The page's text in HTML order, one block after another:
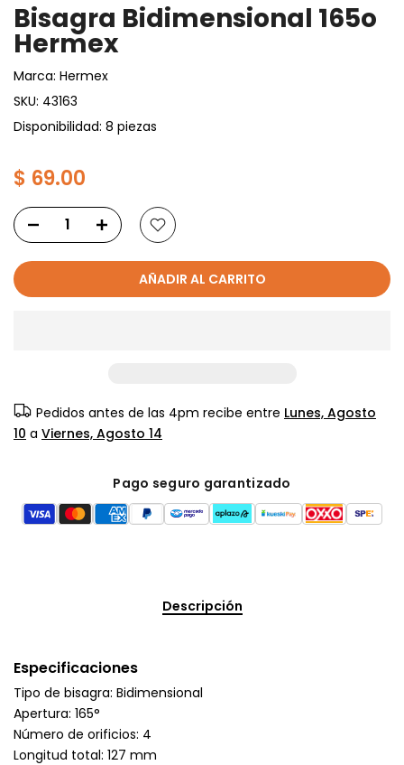
Bisagra Bidimensional 165o
Hermex
Marca: Hermex
SKU: 43163
Disponibilidad: 8 piezas
$ 69.00
AÑADIR AL CARRITO
Pedidos antes de las 4pm recibe entre Lunes, Agosto
10 a Viernes, Agosto 14
Pago seguro garantizado
Descripción
Especificaciones
Tipo de bisagra: Bidimensional
Apertura: 165°
Número de orificios: 4
Longitud total: 127 mm